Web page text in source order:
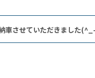
車させていただきました